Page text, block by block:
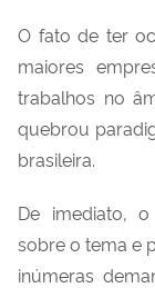
O fato de ter
maiores
trabalhos no
quebrou
brasileira.
De imediato,
sobre o tema e
inúmeras